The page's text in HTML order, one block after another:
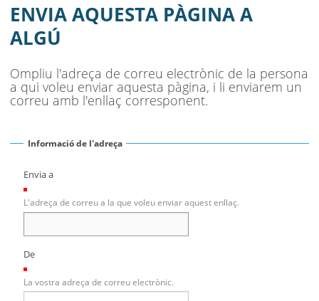
MUNICIPI
SEU ELECTRÒNICA
BELL-LLOC SOLUCIONA
ENVIA AQUESTA PÀGINA A
ALGÚ
Ompliu l'adreça de correu electrònic de la persona
a qui voleu enviar aquesta pàgina, i li enviarem un
correu amb l'enllaç corresponent.
Informació de l'adreça
Envia a
L'adreça de correu a la que voleu enviar aquest enllaç.
De
La vostra adreça de correu electrònic.